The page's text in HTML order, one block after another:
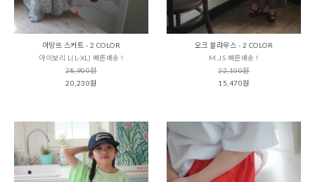
아망뜨 스커트 - 2 COLOR
아이보리 L(L-XL) 빠른배송 !
28,900원
20,230원
오크 블라우스 - 2 COLOR
M,JS 빠른배송 !
22,100원
15,470원